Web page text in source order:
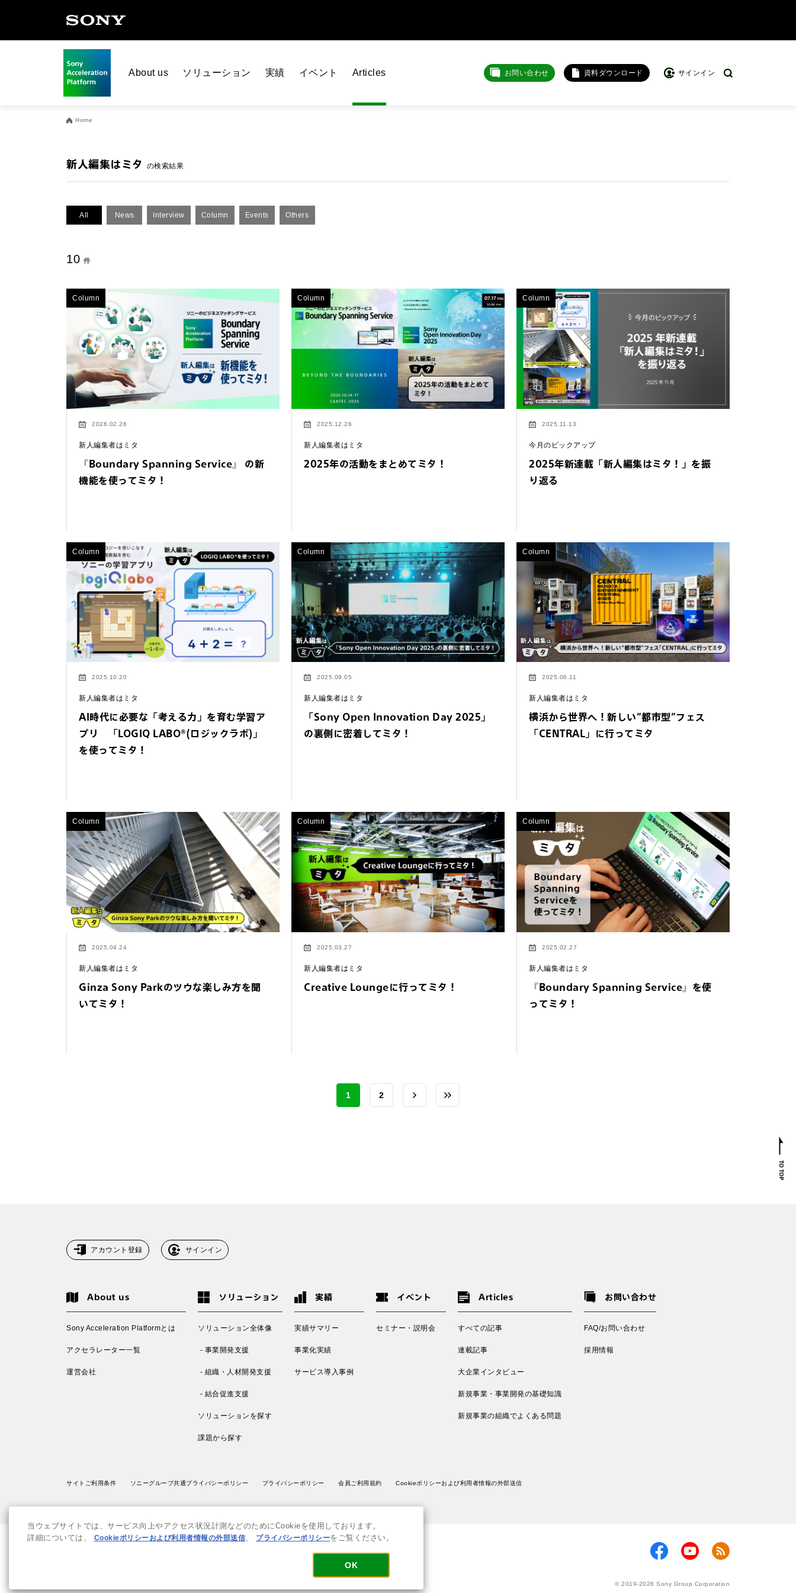
About us ソリューション 実績 イベント Articles お問い合わせ 資料ダウンロード サインイン
Home
新人編集はミタ の検索結果
All News Interview Column Events Others
10 件
Column
2026.02.26
新人編集者はミタ
『Boundary Spanning Service』 の新
機能を使ってミタ！
Column
2025.12.26
新人編集者はミタ
2025年の活動をまとめてミタ！
Column
2025.11.13
今月のピックアップ
2025年新連載「新人編集はミタ！」を振
り返る
Column
2025.10.20
新人編集者はミタ
AI時代に必要な「考える力」を育む学習ア
プリ 「LOGIQ LABO®(ロジックラボ)」
を使ってミタ！
Column
2025.09.05
新人編集者はミタ
「Sony Open Innovation Day 2025」
の裏側に密着してミタ！
Column
2025.06.11
新人編集者はミタ
横浜から世界へ！新しい”都市型”フェス
「CENTRAL」に行ってミタ
Column
2025.04.24
新人編集者はミタ
Ginza Sony Parkのツウな楽しみ方を聞
いてミタ！
Column
2025.03.27
新人編集者はミタ
Creative Loungeに行ってミタ！
Column
2025.02.27
新人編集者はミタ
『Boundary Spanning Service』を使
ってミタ！
1 2
お問い合わせ
FAQ&個人お問い合わせは以下のボタンからお願いします。
FAQ & 個人お問い合わせ
アカウント登録 サインイン
About us
Sony Acceleration Platformとは
アクセラレーター一覧
運営会社
ソリューション
ソリューション全体像
- 事業開発支援
- 組織・人材開発支援
- 結合促進支援
ソリューションを探す
課題から探す
実績
実績サマリー
事業化実績
サービス導入事例
イベント
セミナー・説明会
Articles
すべての記事
連載記事
大企業インタビュー
新規事業・事業開発の基礎知識
新規事業の組織でよくある問題
お問い合わせ
FAQ/お問い合わせ
採用情報
サイトご利用条件 ソニーグループ共通プライバシーポリシー プライバシーポリシー 会員ご利用規約 Cookieポリシーおよび利用者情報の外部送信
© 2019-2026 Sony Group Corporation
当ウェブサイトでは、サービス向上やアクセス状況計測などのためにCookieを使用しております。
詳細については、 Cookieポリシーおよび利用者情報の外部送信、 プライバシーポリシーをご覧ください。
OK